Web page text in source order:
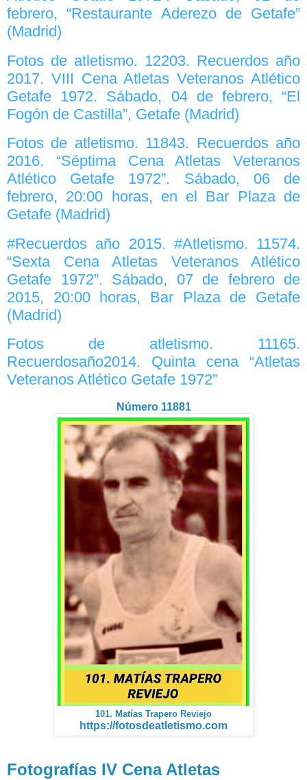
febrero, “Restaurante Aderezo de Getafe”
(Madrid)
Fotos de atletismo. 12203. Recuerdos año
2017. VIII Cena Atletas Veteranos Atlético
Getafe 1972. Sábado, 04 de febrero, “El
Fogón de Castilla”, Getafe (Madrid)
Fotos de atletismo. 11843. Recuerdos año
2016. “Séptima Cena Atletas Veteranos
Atlético Getafe 1972”. Sábado, 06 de
febrero, 20:00 horas, en el Bar Plaza de
Getafe (Madrid)
#Recuerdos año 2015. #Atletismo. 11574.
“Sexta Cena Atletas Veteranos Atlético
Getafe 1972”. Sábado, 07 de febrero de
2015, 20:00 horas, Bar Plaza de Getafe
(Madrid)
Fotos de atletismo. 11165.
Recuerdosaño2014. Quinta cena “Atletas
Veteranos Atlético Getafe 1972”
Número 11881
101. Matías Trapero Reviejo
https://fotosdeatletismo.com
Fotografías IV Cena Atletas